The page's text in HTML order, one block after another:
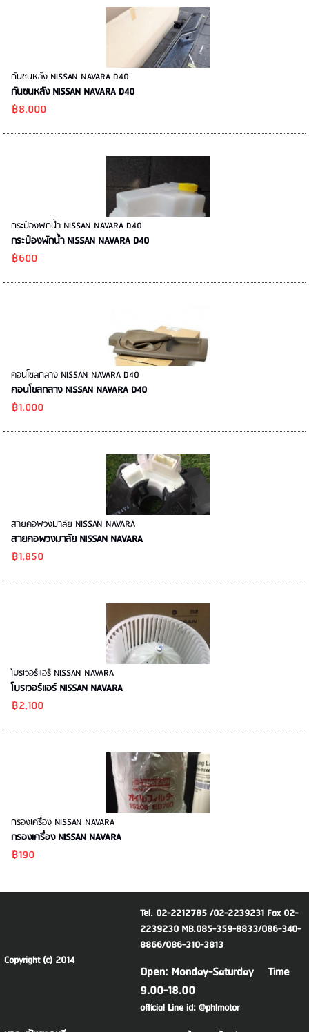
กันชนหลัง NISSAN NAVARA D40
กันชนหลัง NISSAN NAVARA D40
฿8,000
กระป๋องพักน้ำ NISSAN NAVARA D40
กระป๋องพักน้ำ NISSAN NAVARA D40
฿600
คอนโซลกลาง NISSAN NAVARA D40
คอนโซลกลาง NISSAN NAVARA D40
฿1,000
สายคอพวงมาลัย NISSAN NAVARA
สายคอพวงมาลัย NISSAN NAVARA
฿1,850
โบรเวอร์แอร์ NISSAN NAVARA
โบรเวอร์แอร์ NISSAN NAVARA
฿2,100
กรองเครื่อง NISSAN NAVARA
กรองเครื่อง NISSAN NAVARA
฿190
Copyright (c) 2014
Tel. 02-2212785 /02-2239231 Fax 02-
2239230 MB.085-359-8833/086-340-
8866/086-310-3813
Open: Monday-Saturday Time
9.00-18.00
official Line id: @phlmotor